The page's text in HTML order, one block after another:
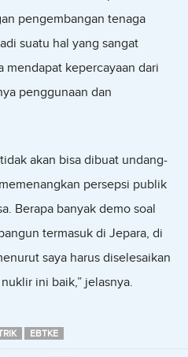
pengembangan tenaga
suatu hal yang sangat
mendapat kepercayaan dari
penggunaan dan
akan bisa dibuat undang-
persepsi publik
Berapa banyak demo soal
termasuk di Jepara, di
saya harus diselesaikan
ini baik,” jelasnya.
EBTKE